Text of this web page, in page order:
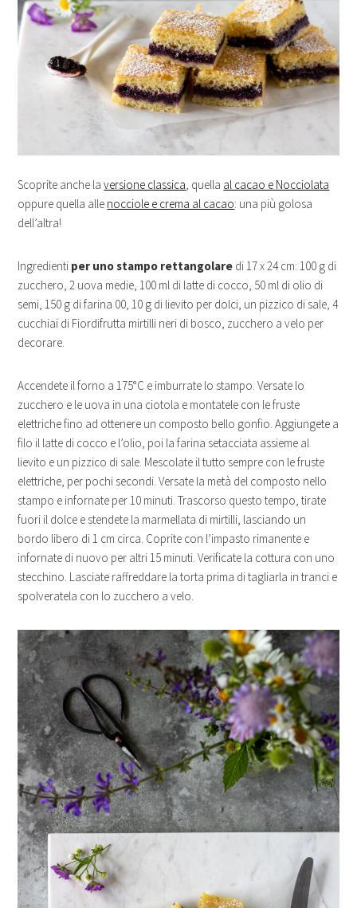
Scoprite anche laversione classica , quella al cacao e Nocciolata
oppure quella alle nocciole e crema al cacao: una più golosa
dell’altra!
Ingredienti per uno stampo rettangolare di 17 x 24 cm: 100 g di
zucchero, 2 uova medie, 100 ml di latte di cocco, 50 ml di olio di
semi, 150 g di farina 00, 10 g di lievito per dolci, un pizzico di sale, 4
cucchiai di Fiordifrutta mirtilli neri di bosco, zucchero a velo per
decorare.
Accendete il forno a 175°C e imburrate lo stampo. Versate lo
zucchero e le uova in una ciotola e montatele con le fruste
elettriche fino ad ottenere un composto bello gonfio. Aggiungete a
filo il latte di cocco e l’olio, poi la farina setacciata assieme al
lievito e un pizzico di sale. Mescolate il tutto sempre con le fruste
elettriche, per pochi secondi. Versate la metà del composto nello
stampo e infornate per 10 minuti. Trascorso questo tempo, tirate
fuori il dolce e stendete la marmellata di mirtilli, lasciando un
bordo libero di 1 cm circa. Coprite con l’impasto rimanente e
infornate di nuovo per altri 15 minuti. Verificate la cottura con uno
stecchino. Lasciate raffreddare la torta prima di tagliarla in tranci e
spolveratela con lo zucchero a velo.